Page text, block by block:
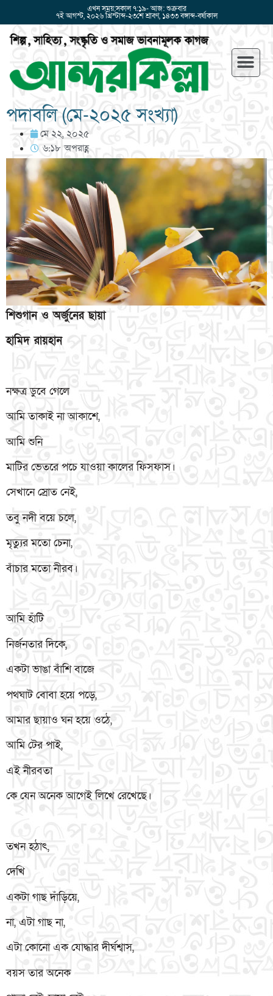
এখন সময়:সকাল ৭:১৯- আজ: শুক্রবার
৭ই আগস্ট, ২০২৬ খ্রিস্টাব্দ-২৩শে শ্রাবণ, ১৪৩৩ বঙ্গাব্দ-বর্ষাকাল
পদাবলি (মে-২০২৫ সংখ্যা)
মে ২২, ২০২৫
৬:১৮ অপরাহ্ণ
শিশুগান ও অর্জুনের ছায়া
হামিদ রায়হান
নক্ষত্র ডুবে গেলে
আমি তাকাই না আকাশে,
আমি শুনি
মাটির ভেতরে পচে যাওয়া কালের ফিসফাস।
সেখানে স্রোত নেই,
তবু নদী বয়ে চলে,
মৃত্যুর মতো চেনা,
বাঁচার মতো নীরব।
আমি হাঁটি
নির্জনতার দিকে,
একটা ভাঙা বাঁশি বাজে
পথঘাট বোবা হয়ে পড়ে,
আমার ছায়াও ঘন হয়ে ওঠে,
আমি টের পাই,
এই নীরবতা
কে যেন অনেক আগেই লিখে রেখেছে।
তখন হঠাৎ,
দেখি
একটা গাছ দাঁড়িয়ে,
না, এটা গাছ না,
এটা কোনো এক যোদ্ধার দীর্ঘশ্বাস,
বয়স তার অনেক